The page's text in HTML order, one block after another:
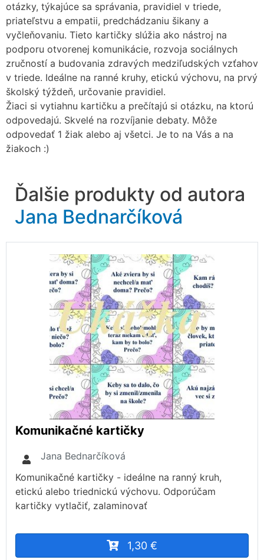
otázky, týkajúce sa správania, pravidiel v triede,
priateľstvu a empatii, predchádzaniu šikany a
vyčleňovaniu. Tieto kartičky slúžia ako nástroj na
podporu otvorenej komunikácie, rozvoja sociálnych
zručností a budovania zdravých medziľudských vzťahov
v triede. Ideálne na ranné kruhy, etickú výchovu, na prvý
školský týždeň, určovanie pravidiel.
Žiaci si vytiahnu kartičku a prečítajú si otázku, na ktorú
odpovedajú. Skvelé na rozvíjanie debaty. Môže
odpovedať 1 žiak alebo aj všetci. Je to na Vás a na
žiakoch :)
Ďalšie produkty od autora
Jana Bednarčíková
Komunikačné kartičky
Jana Bednarčíková
Komunikačné kartičky - ideálne na ranný kruh,
etickú alebo triednickú výchovu. Odporúčam
kartičky vytlačiť, zalaminovať
1,30 €